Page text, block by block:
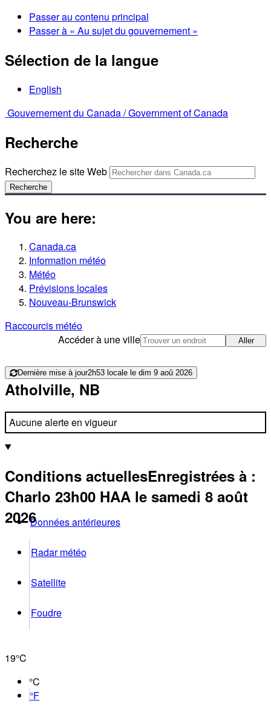
Passer au contenu principal
Passer à « Au sujet du gouvernement »
Sélection de la langue
English
Gouvernement du Canada /Government of Canada
Recherche
Recherchez le site Web
Recherche
You are here:
Canada.ca
Information météo
Météo
Prévisions locales
Nouveau-Brunswick
Raccourcis météo
Accéder à une ville
Aller
Dernière mise à jour2h53 locale le dim 9 aoû 2026
Atholville, NB
Aucune alerte en vigueur
Conditions actuellesEnregistrées à :
Charlo 23h00 HAA le samedi 8 août
2026Données antérieures
Radar météo
Satellite
Foudre
19°C
°C
°F